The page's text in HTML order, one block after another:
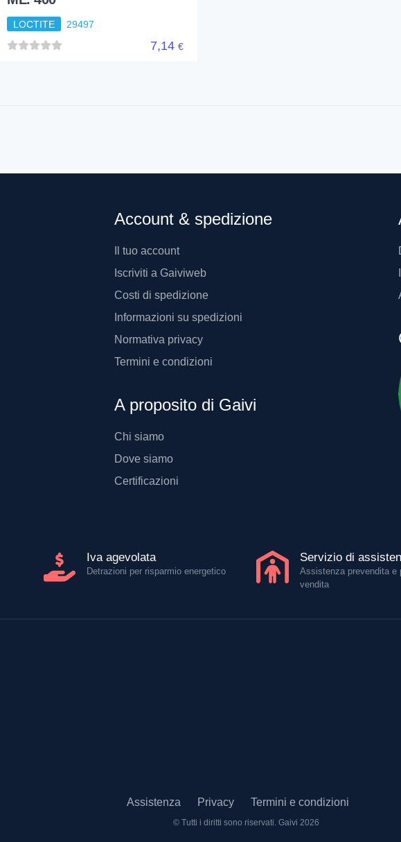
LOCTITE 29497
7,14 €
Account & spedizione
Il tuo account
Iscriviti a Gaiviweb
Costi di spedizione
Informazioni su spedizioni
Normativa privacy
Termini e condizioni
A proposito di Gaivi
Chi siamo
Dove siamo
Certificazioni
Iva agevolata
Detrazioni per risparmio energetico
Servizio di
Assistenza prevendita e
vendita
Assistenza Privacy Termini e condizioni
© Tutti i diritti sono riservati. Gaivi 2026